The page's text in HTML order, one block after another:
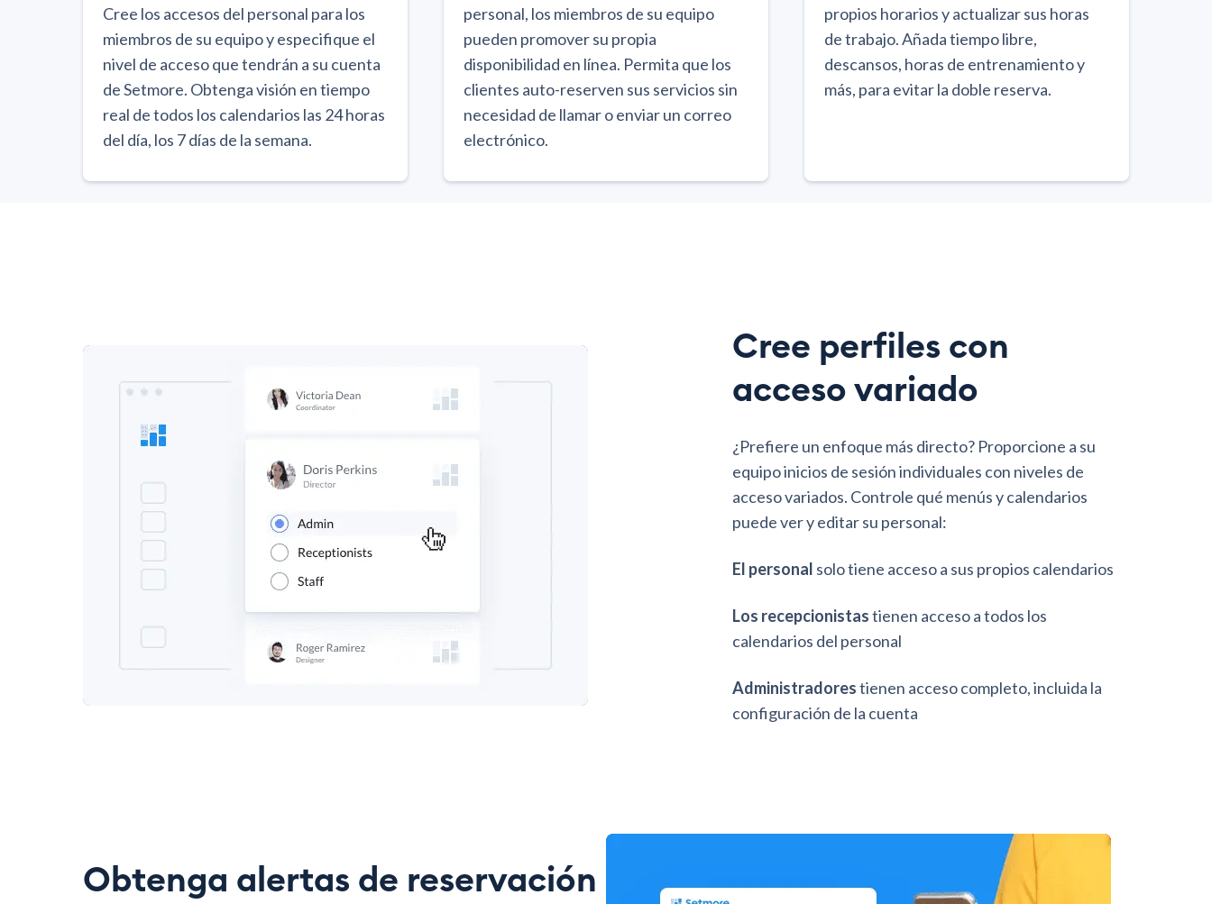
Cree los accesos del personal para los
miembros de su equipo y especifique el
nivel de acceso que tendrán a su cuenta
de Setmore. Obtenga visión en tiempo
real de todos los calendarios las 24 horas
del día, los 7 días de la semana.
personal, los miembros de su equipo
pueden promover su propia
disponibilidad en línea. Permita que los
clientes auto-reserven sus servicios sin
necesidad de llamar o enviar un correo
electrónico.
propios horarios y actualizar sus horas
de trabajo. Añada tiempo libre,
descansos, horas de entrenamiento y
más, para evitar la doble reserva.
Cree perfiles con
acceso variado
¿Prefiere un enfoque más directo? Proporcione a su
equipo inicios de sesión individuales con niveles de
acceso variados. Controle qué menús y calendarios
puede ver y editar su personal:
El personal solo tiene acceso a sus propios calendarios
Los recepcionistastienen acceso a todos los
calendarios del personal
Administradorestienen acceso completo, incluida la
configuración de la cuenta
Obtenga alertas de reservación